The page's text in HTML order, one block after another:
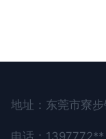
地址：东莞市寮
电话：1397772**